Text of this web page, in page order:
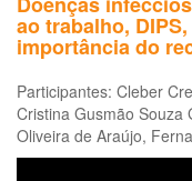
ao trabalho,
importância do
Participantes: Cleber
Cristina Gusmão Souza
Oliveira de Araújo,